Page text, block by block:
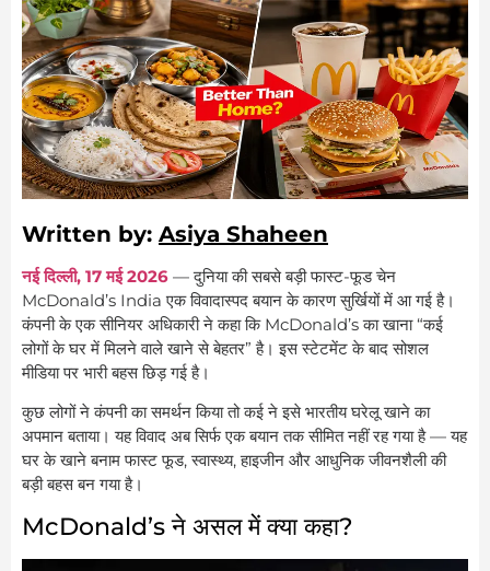
Written by: Asiya Shaheen
नई दिल्ली, 17 मई 2026 — दुनिया की सबसे बड़ी फास्ट-फूड चेन
McDonald’s India एक विवादास्पद बयान के कारण सुर्खियों में आ गई है।
कंपनी के एक सीनियर अधिकारी ने कहा कि McDonald’s का खाना “कई
लोगों के घर में मिलने वाले खाने से बेहतर” है। इस स्टेटमेंट के बाद सोशल
मीडिया पर भारी बहस छिड़ गई है।
कुछ लोगों ने कंपनी का समर्थन किया तो कई ने इसे भारतीय घरेलू खाने का
अपमान बताया। यह विवाद अब सिर्फ एक बयान तक सीमित नहीं रह गया है — यह
घर के खाने बनाम फास्ट फूड, स्वास्थ्य, हाइजीन और आधुनिक जीवनशैली की
बड़ी बहस बन गया है।
McDonald’s ने असल में क्या कहा?